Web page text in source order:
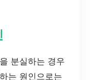
분실하는 경우
는 원인으로는